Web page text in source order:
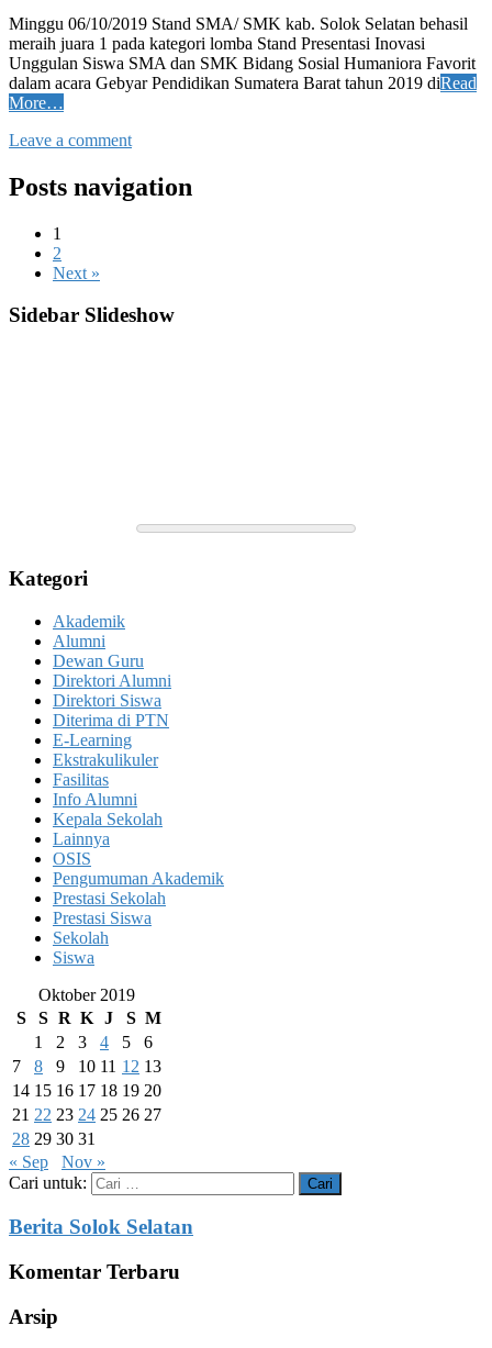
Minggu 06/10/2019 Stand SMA/ SMK kab. Solok Selatan behasil
meraih juara 1 pada kategori lomba Stand Presentasi Inovasi
Unggulan Siswa SMA dan SMK Bidang Sosial Humaniora Favorit
dalam acara Gebyar Pendidikan Sumatera Barat tahun 2019 diRead
More…
Leave a comment
Posts navigation
1
2
Next »
Sidebar Slideshow
Kategori
Akademik
Alumni
Dewan Guru
Direktori Alumni
Direktori Siswa
Diterima di PTN
E-Learning
Ekstrakulikuler
Fasilitas
Info Alumni
Kepala Sekolah
Lainnya
OSIS
Pengumuman Akademik
Prestasi Sekolah
Prestasi Siswa
Sekolah
Siswa
Oktober 2019
S
S R K J S M
1
2 3 4 5
6
7
8 9 10 11 12 13
14 15 16 17 18 19 20
21 22 23 24 25 26 27
28 29 30 31
« Sep
Nov »
Cari untuk:
Berita Solok Selatan
Komentar Terbaru
Arsip